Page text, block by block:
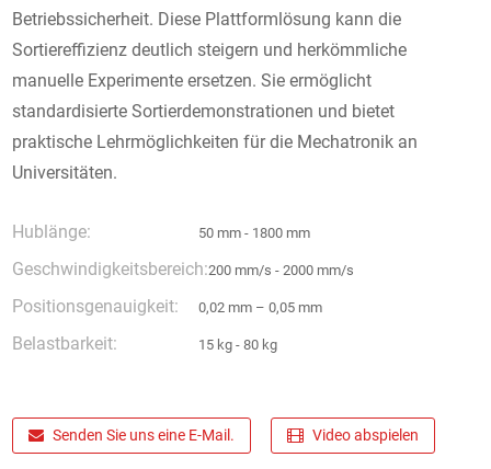
Betriebssicherheit. Diese Plattformlösung kann die
Sortiereffizienz deutlich steigern und herkömmliche
manuelle Experimente ersetzen. Sie ermöglicht
standardisierte Sortierdemonstrationen und bietet
praktische Lehrmöglichkeiten für die Mechatronik an
Universitäten.
Hublänge: 50 mm - 1800 mm
Geschwindigkeitsbereich:200 mm/s - 2000 mm/s
Positionsgenauigkeit: 0,02 mm – 0,05 mm
Belastbarkeit: 15 kg - 80 kg
Senden Sie uns eine E-Mail. Video abspielen